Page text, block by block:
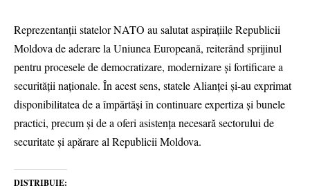
Reprezentanții statelor NATO au salutat aspirațiile Republicii
Moldova de aderare la Uniunea Europeană, reiterând sprijinul
pentru procesele de democratizare, modernizare și fortificare a
securității naționale. În acest sens, statele Alianței și-au exprimat
disponibilitatea de a împărtăși în continuare expertiza și bunele
practici, precum și de a oferi asistența necesară sectorului de
securitate și apărare al Republicii Moldova.
DISTRIBUIE: